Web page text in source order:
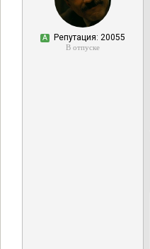
А Репутация: 20055
В отпуске